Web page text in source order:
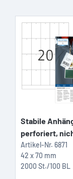
Stabile
perforiert,
Artikel-Nr. 6871
42 x 70 mm
2000 St./100 BL